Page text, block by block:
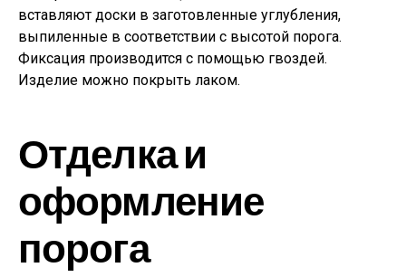
вставляют доски в заготовленные углубления,
выпиленные в соответствии с высотой порога.
Фиксация производится с помощью гвоздей.
Изделие можно покрыть лаком.
Отделка и
оформление
порога